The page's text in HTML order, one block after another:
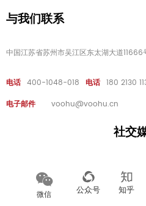
与我们联系
中国江苏省苏州市吴江区东太湖大道11666
电话 400-1048-018 电话 180 2130
电子邮件
voohu@voohu.cn
社交
微信 公众号 知乎